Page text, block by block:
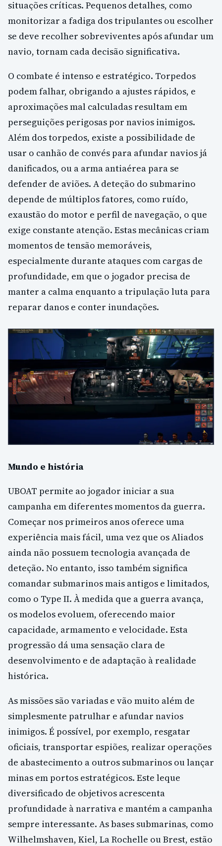
situações críticas. Pequenos detalhes, como
monitorizar a fadiga dos tripulantes ou escolher
se deve recolher sobreviventes após afundar um
navio, tornam cada decisão significativa.
O combate é intenso e estratégico. Torpedos
podem falhar, obrigando a ajustes rápidos, e
aproximações mal calculadas resultam em
perseguições perigosas por navios inimigos.
Além dos torpedos, existe a possibilidade de
usar o canhão de convés para afundar navios já
danificados, ou a arma antiaérea para se
defender de aviões. A deteção do submarino
depende de múltiplos fatores, como ruído,
exaustão do motor e perfil de navegação, o que
exige constante atenção. Estas mecânicas criam
momentos de tensão memoráveis,
especialmente durante ataques com cargas de
profundidade, em que o jogador precisa de
manter a calma enquanto a tripulação luta para
reparar danos e conter inundações.
Mundo e história
UBOAT permite ao jogador iniciar a sua
campanha em diferentes momentos da guerra.
Começar nos primeiros anos oferece uma
experiência mais fácil, uma vez que os Aliados
ainda não possuem tecnologia avançada de
deteção. No entanto, isso também significa
comandar submarinos mais antigos e limitados,
como o Type II. À medida que a guerra avança,
os modelos evoluem, oferecendo maior
capacidade, armamento e velocidade. Esta
progressão dá uma sensação clara de
desenvolvimento e de adaptação à realidade
histórica.
As missões são variadas e vão muito além de
simplesmente patrulhar e afundar navios
inimigos. É possível, por exemplo, resgatar
oficiais, transportar espiões, realizar operações
de abastecimento a outros submarinos ou lançar
minas em portos estratégicos. Este leque
diversificado de objetivos acrescenta
profundidade à narrativa e mantém a campanha
sempre interessante. As bases submarinas, como
Wilhelmshaven, Kiel, La Rochelle ou Brest, estão